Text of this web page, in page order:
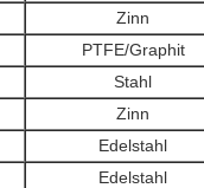
Zinn
PTFE/Graphit
Stahl
Zinn
Edelstahl
Edelstahl